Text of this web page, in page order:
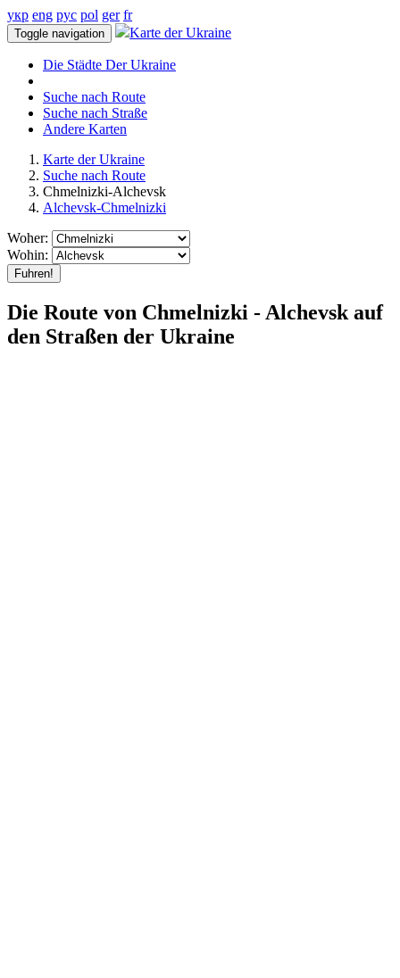
укр eng рус pol ger fr
Toggle navigation Karte der Ukraine
Die Städte Der Ukraine
Suche nach Route
Suche nach Straße
Andere Karten
Karte der Ukraine
Suche nach Route
Chmelnizki-Alchevsk
Alchevsk-Chmelnizki
Woher:
Wohin:
Fuhren!
Die Route von Chmelnizki - Alchevsk auf
den Straßen der Ukraine